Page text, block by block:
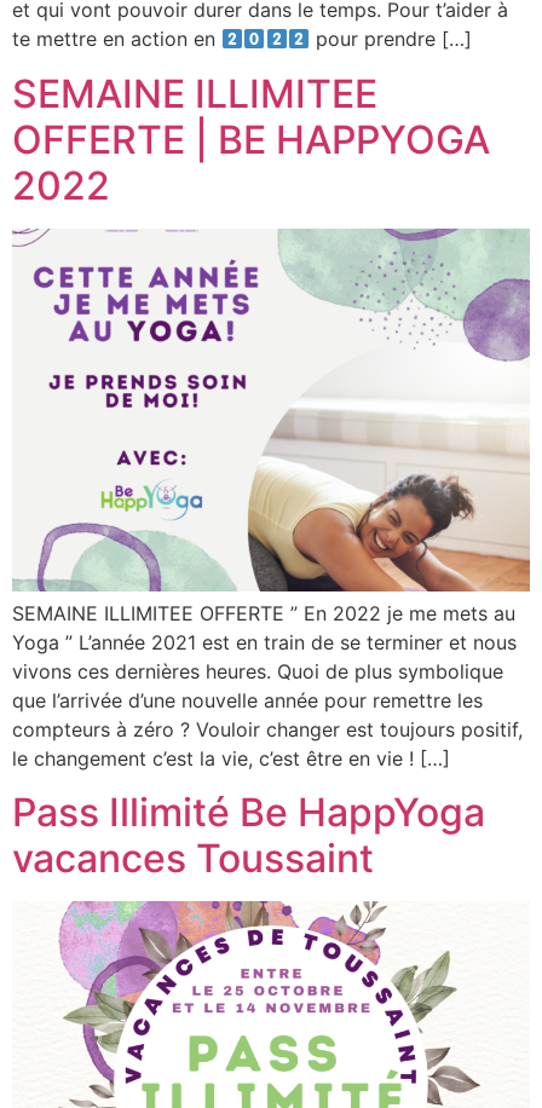
et qui vont pouvoir durer dans le temps. Pour t’aider à
te mettre en action en
pour prendre […]
SEMAINE ILLIMITEE
OFFERTE | BE HAPPYOGA
2022
SEMAINE ILLIMITEE OFFERTE ” En 2022 je me mets au
Yoga ” L’année 2021 est en train de se terminer et nous
vivons ces dernières heures. Quoi de plus symbolique
que l’arrivée d’une nouvelle année pour remettre les
compteurs à zéro ? Vouloir changer est toujours positif,
le changement c’est la vie, c’est être en vie ! […]
Pass Illimité Be HappYoga
vacances Toussaint